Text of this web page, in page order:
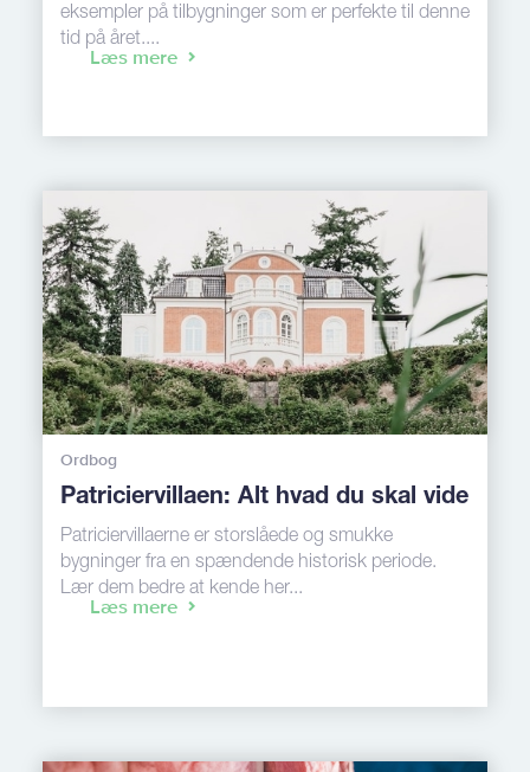
eksempler på tilbygninger som er perfekte til denne
tid på året....
Læs mere
Ordbog
Patriciervillaen: Alt hvad du skal vide
Patriciervillaerne er storslåede og smukke
bygninger fra en spændende historisk periode.
Lær dem bedre at kende her...
Læs mere